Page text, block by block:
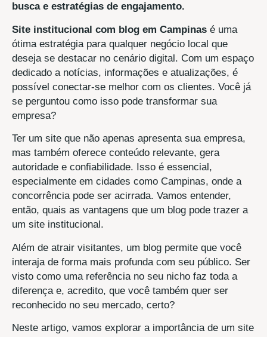
busca e estratégias de engajamento.
Site institucional com blog em Campinas é uma
ótima estratégia para qualquer negócio local que
deseja se destacar no cenário digital. Com um espaço
dedicado a notícias, informações e atualizações, é
possível conectar-se melhor com os clientes. Você já
se perguntou como isso pode transformar sua
empresa?
Ter um site que não apenas apresenta sua empresa,
mas também oferece conteúdo relevante, gera
autoridade e confiabilidade. Isso é essencial,
especialmente em cidades como Campinas, onde a
concorrência pode ser acirrada. Vamos entender,
então, quais as vantagens que um blog pode trazer a
um site institucional.
Além de atrair visitantes, um blog permite que você
interaja de forma mais profunda com seu público. Ser
visto como uma referência no seu nicho faz toda a
diferença e, acredito, que você também quer ser
reconhecido no seu mercado, certo?
Neste artigo, vamos explorar a importância de um site